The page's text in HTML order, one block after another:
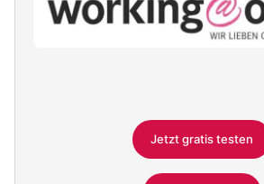
Jetzt gratis testen